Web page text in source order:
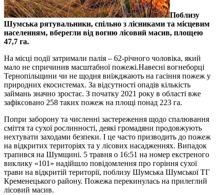
Поблизу
Шумська рятувальники, спільно з лісниками та місцевим
населенням, вберегли від вогню лісовий масив, площею
47,7 га.
На місці події затримали палія – 62-річного чоловіка, який
мало не спричинив масштабної пожежі.Навесні вогнеборці
Тернопільщини чи не щодня виїжджають на гасіння пожеж у
природних екосистемах. За відсутності опадів кількість
займань значно зростає. З початку 2021 року в області вже
зафіксовано 258 таких пожеж на площі понад 223 га.
Попри заборону та численні застереження щодо спалювання
сміття та сухої рослинності, деякі громадяни продовжують
нехтувати заходами безпеки. І це часто призводить до пожеж
на відкритих територіях та у лісових насадженнях. Випадок
трапився на Шумщині. 5 травня о 16:51 на номер екстреного
виклику «101» надійшло повідомлення про горіння сухої
трави на відкритій території, поблизу Шумська Шумської ТГ
Кременецького району. Пожежа перекинулась на прилеглий
лісовий масив.